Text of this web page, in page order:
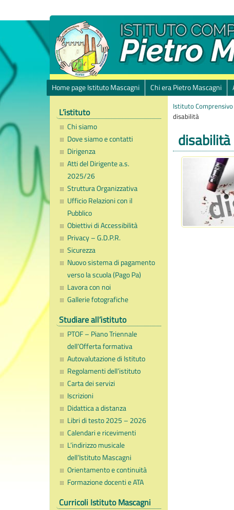
Home page Istituto Mascagni Chi era Pietro Mascagni
L’istituto
Chi siamo
Dove siamo e contatti
Dirigenza
Atti del Dirigente a.s.
2025/26
Struttura Organizzativa
Ufficio Relazioni con il
Pubblico
Obiettivi di Accessibilità
Privacy – G.D.P.R.
Sicurezza
Nuovo sistema di pagamento
verso la scuola (Pago Pa)
Lavora con noi
Gallerie fotografiche
Studiare all’istituto
PTOF – Piano Triennale
dell’Offerta formativa
Autovalutazione di Istituto
Regolamenti dell’istituto
Carta dei servizi
Iscrizioni
Didattica a distanza
Libri di testo 2025 – 2026
Calendari e ricevimenti
L’indirizzo musicale
dell’Istituto Mascagni
Orientamento e continuità
Formazione docenti e ATA
Curricoli Istituto Mascagni
Istituto
disabilità
disabilità